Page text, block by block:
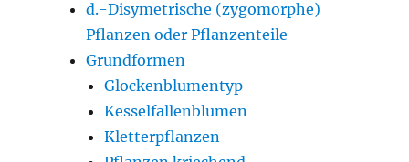
d.-Disymetrische (zygomorphe)
Pflanzen oder Pflanzenteile
Grundformen
Glockenblumentyp
Kesselfallenblumen
Kletterpflanzen